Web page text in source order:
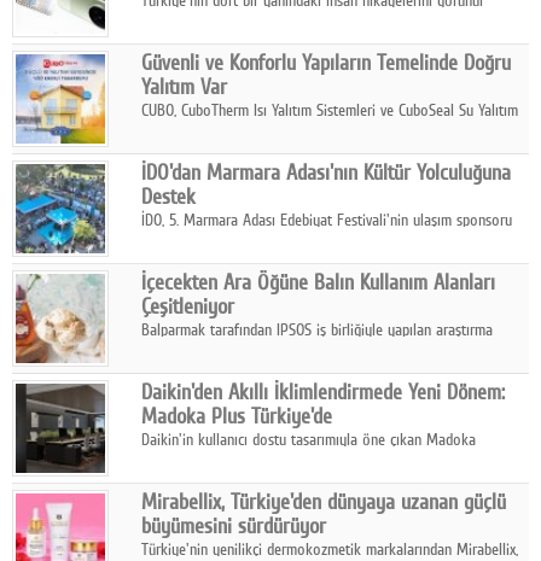
insanını, kültürünü ve yaşamını portre fotoğraflarıyla
anlatmaya davet ediyor.
Güvenli ve Konforlu Yapıların Temelinde Doğru
Yalıtım Var
CUBO, CuboTherm Isı Yalıtım Sistemleri ve CuboSeal Su Yalıtım
ve sürdürülebilir çözümler sunuyor.
İDO'dan Marmara Adası'nın Kültür Yolculuğuna
Destek
İDO, 5. Marmara Adası Edebiyat Festivali'nin ulaşım sponsoru
ettiriyor.
İçecekten Ara Öğüne Balın Kullanım Alanları
Çeşitleniyor
Balparmak tarafından IPSOS iş birliğiyle yapılan araştırma
ıhlamur gibi içeceklerde tercih ettiğini ortaya koyuyor.
Daikin'den Akıllı İklimlendirmede Yeni Dönem:
Madoka Plus Türkiye'de
Daikin'in kullanıcı dostu tasarımıyla öne çıkan Madoka
kontrol ünitesi Madoka Plus Türkiye'de satışa sunuldu.
Mirabellix, Türkiye'den dünyaya uzanan güçlü
büyümesini sürdürüyor
Türkiye'nin yenilikçi dermokozmetik markalarından Mirabellix,